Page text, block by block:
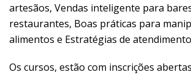
artesãos, Vendas inteligente para
restaurantes, Boas práticas para
alimentos e Estratégias de
Os cursos, estão com inscrições